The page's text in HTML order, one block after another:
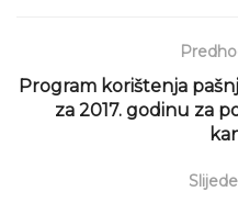
Program korištenja
za 2017. godinu za